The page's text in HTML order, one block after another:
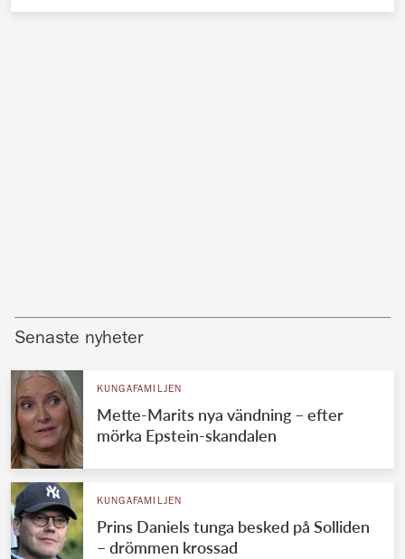
Senaste nyheter
KUNGAFAMILJEN
Mette-Marits nya vändning – efter
mörka Epstein-skandalen
KUNGAFAMILJEN
Prins Daniels tunga besked på Solliden
– drömmen krossad